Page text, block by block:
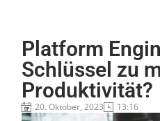
Platform
Schlüssel zu
Produktivität?
20. Oktober, 2023 13:16